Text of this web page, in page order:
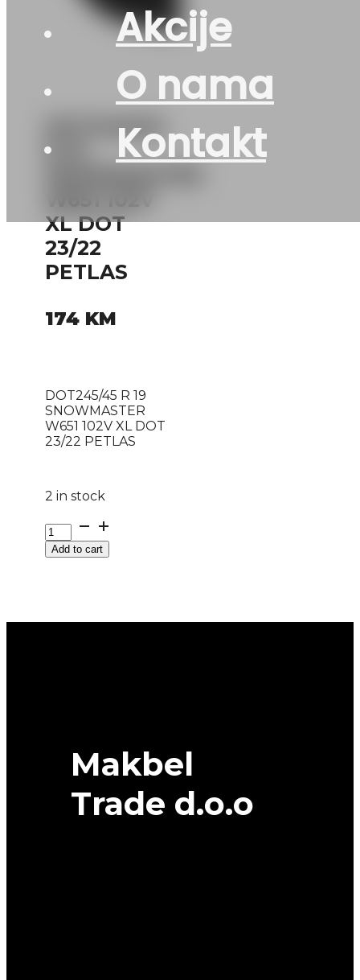
Akcije
O nama
Kontakt
DOT245/45
R 19
XL DOT
23/22
PETLAS
174 KM
DOT245/45 R 19
SNOWMASTER
W651 102V XL DOT
23/22 PETLAS
2 in stock
DOT245/45
R
19Add to cart
Makbel
Trade d.o.o